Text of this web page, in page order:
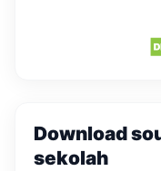
Download
sekolah